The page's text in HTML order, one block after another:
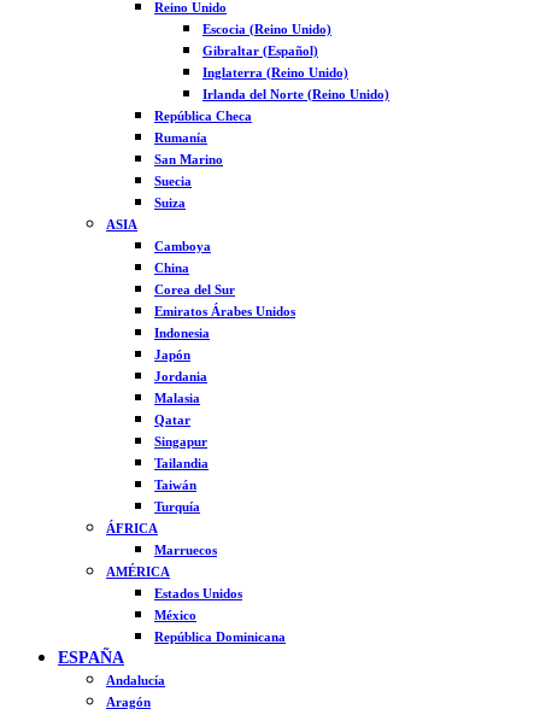
Reino Unido
Escocia (Reino Unido)
Gibraltar (Español)
Inglaterra (Reino Unido)
Irlanda del Norte (Reino Unido)
República Checa
Rumanía
San Marino
Suecia
Suiza
ASIA
Camboya
China
Corea del Sur
Emiratos Árabes Unidos
Indonesia
Japón
Jordania
Malasia
Qatar
Singapur
Tailandia
Taiwán
Turquía
ÁFRICA
Marruecos
AMÉRICA
Estados Unidos
México
República Dominicana
ESPAÑA
Andalucía
Aragón